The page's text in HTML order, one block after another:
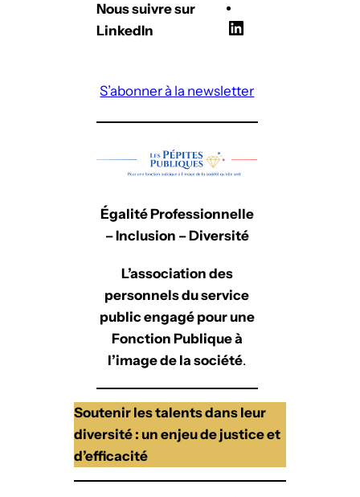
Nous suivre sur
LinkedIn
k
I
S’abonner à la newsletter
Égalité Professionnelle
– Inclusion – Diversité
L’association des
personnels du service
public engagé pour une
Fonction Publique à
l’image de la société.
Soutenir les talents dans leur
diversité : un enjeu de justice et
d’efficacité